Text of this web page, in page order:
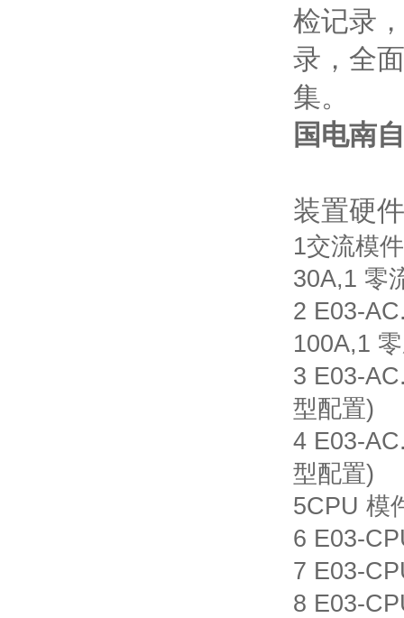
检记录
录，全
集。
国电南
装置硬
1交流模
30A,1 零
2 E03-
100A,1
3 E03-
型配置)
4 E03-
型配置)
5CPU 模
6 E03-
7 E03-
8 E03-